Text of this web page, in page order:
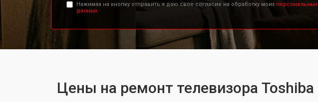
Нажимая на кнопку отправить я даю свое согласие на обработку моих персональных
данных.
Цены на ремонт телевизора Toshiba